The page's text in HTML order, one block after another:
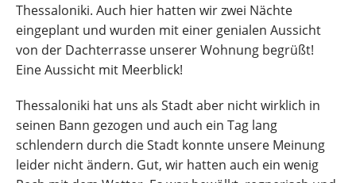
Thessaloniki. Auch hier hatten wir zwei Nächte
eingeplant und wurden mit einer genialen Aussicht
von der Dachterrasse unserer Wohnung begrüßt!
Eine Aussicht mit Meerblick!
Thessaloniki hat uns als Stadt aber nicht wirklich in
seinen Bann gezogen und auch ein Tag lang
schlendern durch die Stadt konnte unsere Meinung
leider nicht ändern. Gut, wir hatten auch ein wenig